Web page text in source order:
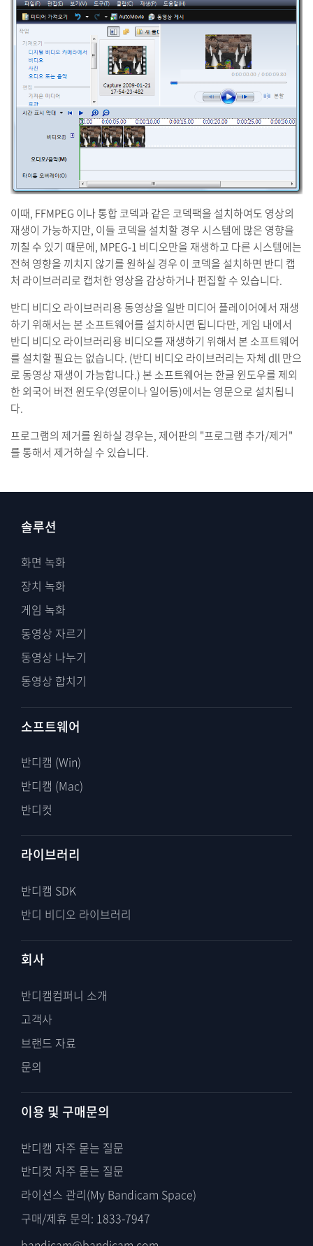
이때, FFMPEG 이나 통합 코덱과 같은 코덱팩을 설치하여도 영상의
재생이 가능하지만, 이들 코덱을 설치할 경우 시스템에 많은 영향을
끼칠 수 있기 때문에, MPEG-1 비디오만을 재생하고 다른 시스템에는
전혀 영향을 끼치지 않기를 원하실 경우 이 코덱을 설치하면 반디 캡
처 라이브러리로 캡처한 영상을 감상하거나 편집할 수 있습니다.
반디 비디오 라이브러리용 동영상을 일반 미디어 플레이어에서 재생
하기 위해서는 본 소프트웨어를 설치하시면 됩니다만, 게임 내에서
반디 비디오 라이브러리용 비디오를 재생하기 위해서 본 소프트웨어
를 설치할 필요는 없습니다. (반디 비디오 라이브러리는 자체 dll 만으
로 동영상 재생이 가능합니다.) 본 소프트웨어는 한글 윈도우를 제외
한 외국어 버전 윈도우(영문이나 일어등)에서는 영문으로 설치됩니
다.
프로그램의 제거를 원하실 경우는, 제어판의 "프로그램 추가/제거"
를 통해서 제거하실 수 있습니다.
솔루션
화면 녹화
장치 녹화
게임 녹화
동영상 자르기
동영상 나누기
동영상 합치기
소프트웨어
반디캠 (Win)
반디캠 (Mac)
반디컷
라이브러리
반디캠 SDK
반디 비디오 라이브러리
회사
반디캠컴퍼니 소개
고객사
브랜드 자료
문의
이용 및 구매문의
반디캠 자주 묻는 질문
반디컷 자주 묻는 질문
라이선스 관리(My Bandicam Space)
구매/제휴 문의: 1833-7947